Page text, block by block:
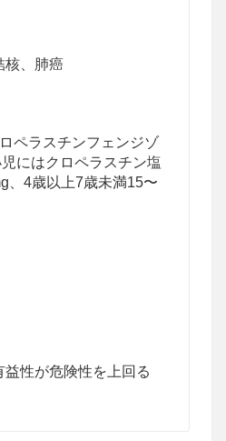
核、肺癌
ペラスチンフェンジゾ
にはクロペラスチン塩
、4歳以上7歳未満15〜
性が危険性を上回る